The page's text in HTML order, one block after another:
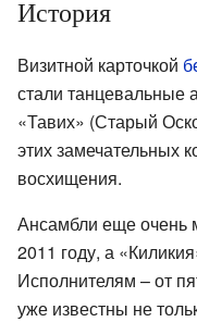
История
Визитной карточкой
стали танцевальные
«Тавих» (Старый
этих замечательных
восхищения.
Ансамбли еще очень
2011 году, а
Исполнителям – от
уже известны не